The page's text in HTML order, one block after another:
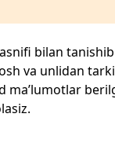
bilan tanishib
va unlidan